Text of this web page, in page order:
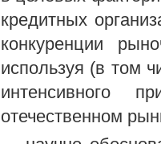
кредитных
конкуренции
используя (в том
интенсивного
отечественном